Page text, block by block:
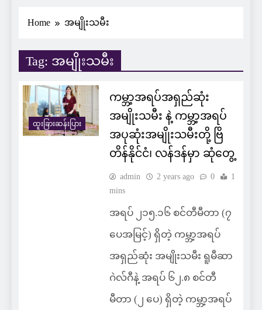
Home အမျိုးသမီး
Tag: အမျိုးသမီး
ထူးခြားဆန်းပြား
ကမ္ဘာ့အရပ်အရှည်ဆုံး
အမျိုးသမီး နဲ့ ကမ္ဘာ့အရပ်
အပုဆုံးအမျိုးသမီးတို့ ဗြိ
တိန်နိုင်ငံ၊ လန်ဒန်မှာ ဆုံတွေ့
admin 2 years ago 0
1
mins
အရပ် ၂၁၅.၁၆ စင်တီမီတာ (၇
ပေအမြင့်) ရှိတဲ့ ကမ္ဘာ့အရပ်
အရှည်ဆုံး အမျိုးသမီး ရူမီဆာ
ဂဲလ်ဂီနဲ့ အရပ် ၆၂.၈ စင်တီ
မီတာ (၂ ပေ) ရှိတဲ့ ကမ္ဘာ့အရပ်